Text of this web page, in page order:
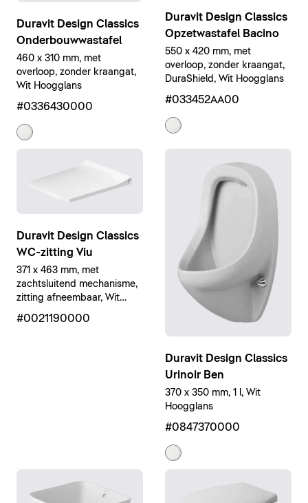
Duravit Design Classics
Onderbouwwastafel
460 x 310 mm, met
overloop, zonder kraangat,
Wit Hoogglans
#0336430000
Duravit Design Classics
Opzetwastafel Bacino
550 x 420 mm, met
overloop, zonder kraangat,
DuraShield, Wit Hoogglans
#033452AA00
Duravit Design Classics
WC-zitting Viu
371 x 463 mm, met
zachtsluitend mechanisme,
zitting afneembaar, Wit
Hoogglans
#0021190000
Duravit Design Classics
Urinoir Ben
370 x 350 mm, 1 l, Wit
Hoogglans
#0847370000